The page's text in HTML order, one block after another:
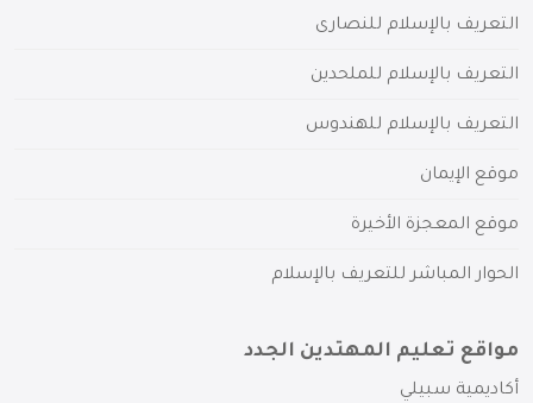
التعريف بالإسلام للنصارى
التعريف بالإسلام للملحدين
التعريف بالإسلام للهندوس
موقع الإيمان
موقع المعجزة الأخيرة
الحوار المباشر للتعريف بالإسلام
مواقع تعليم المهتدين الجدد
أكاديمية سبيلي